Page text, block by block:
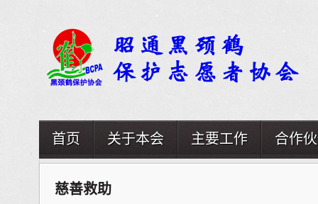
首页 关于本会 主要工作 合作
慈善救助